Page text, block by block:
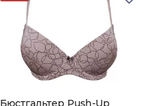
Бюстгальтер Push-Up